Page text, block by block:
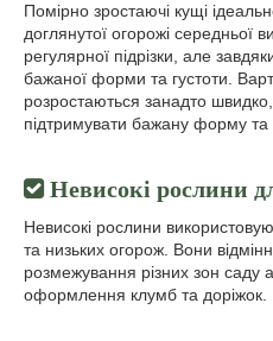
Помірно зростаючі кущі
доглянутої огорожі середньої
регулярної підрізки, але
бажаної форми та густоти.
розростаються занадто
підтримувати бажану форму та
Невисокі рослини
Невисокі рослини
та низьких огорож. Вони
розмежування різних зон саду
оформлення клумб та доріжок.